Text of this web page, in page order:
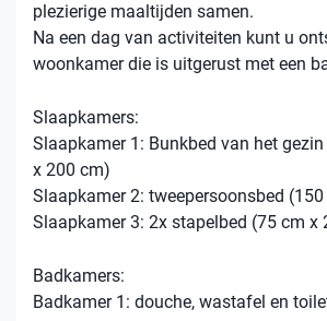
plezierige maaltijden samen.
Na een dag van activiteiten kunt u
woonkamer die is uitgerust met een
Slaapkamers:
Slaapkamer 1: Bunkbed van het
x 200 cm)
Slaapkamer 2: tweepersoonsbed
Slaapkamer 3: 2x stapelbed (75 cm x
Badkamers:
Badkamer 1: douche, wastafel en